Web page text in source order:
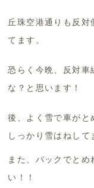
丘珠空港通りも反
てます。
恐らく今晩、反対車
な？と思います！
後、よく雪で車がと
しっかり雪はねして
また、バックでとめ
い！！